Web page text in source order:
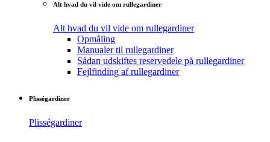
Alt hvad du vil vide om rullegardiner
Alt hvad du vil vide om rullegardiner
Opmåling
Manualer til rullegardiner
Sådan udskiftes reservedele på rullegardiner
Fejlfinding af rullegardiner
Plisségardiner
Plisségardiner